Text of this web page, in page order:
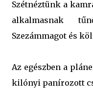
Szétnéztünk a
alkalmasnak
Szezámmagot és
Az egészben a
kilónyi panírozott